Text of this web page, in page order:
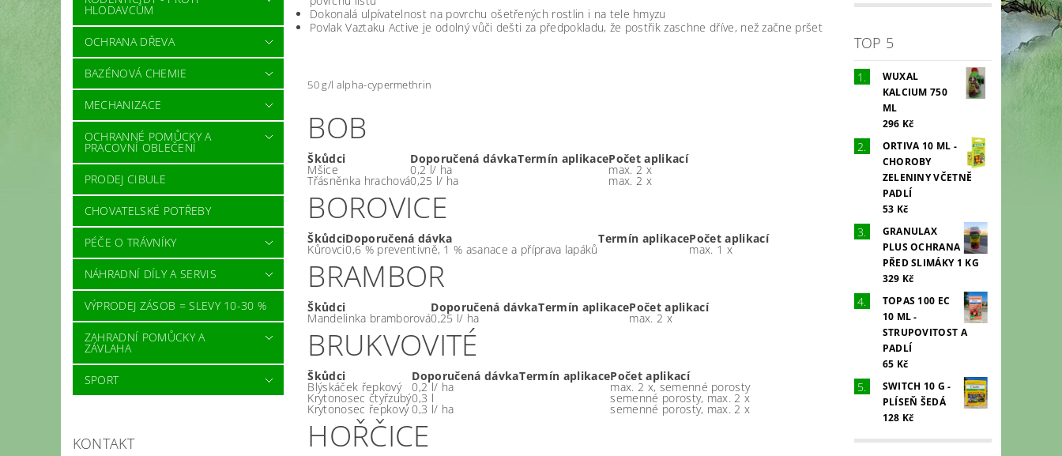
HLODAVCŮM
OCHRANA DŘEVA
BAZÉNOVÁ CHEMIE
MECHANIZACE
OCHRANNÉ POMŮCKY A
PRACOVNÍ OBLEČENÍ
PRODEJ CIBULE
CHOVATELSKÉ POTŘEBY
PÉČE O TRÁVNÍKY
NÁHRADNÍ DÍLY A SERVIS
VÝPRODEJ ZÁSOB = SLEVY 10-30 %
ZAHRADNÍ POMŮCKY A
ZÁVLAHA
SPORT
KONTAKT
Dokonalá ulpívatelnost na povrchu ošetřených rostlin i na tele hmyzu
Povlak Vaztaku Active je odolný vůči dešti za předpokladu, že postřik zaschne dříve, než začne pršet
50 g/l alpha-cypermethrin
BOB
Škůdci Doporučená dávkaTermín aplikacePočet aplikací
Mšice 0,2 l/ ha max. 2 x
Třásněnka hrachová0,25 l/ ha max. 2 x
BOROVICE
ŠkůdciDoporučená dávka Termín aplikacePočet aplikací
Kůrovci0,6 % preventivně, 1 % asanace a příprava lapáků max. 1 x
BRAMBOR
Škůdci Doporučená dávkaTermín aplikacePočet aplikací
Mandelinka bramborová0,25 l/ ha max. 2 x
BRUKVOVITÉ
Škůdci Doporučená dávkaTermín aplikacePočet aplikací
Blýskáček řepkový 0,2 l/ ha max. 2 x, semenné porosty
Krytonosec čtyřzubý0,3 l semenné porosty, max. 2 x
Krytonosec řepkový 0,3 l/ ha semenné porosty, max. 2 x
HOŘČICE
TOP 5
WUXAL
KALCIUM 750
ML
296 Kč
ORTIVA 10 ML -
CHOROBY
ZELENINY VČETNĚ
PADLÍ
53 Kč
GRANULAX
PLUS OCHRANA
PŘED SLIMÁKY 1 KG
329 Kč
TOPAS 100 EC
10 ML -
STRUPOVITOST A
PADLÍ
65 Kč
SWITCH 10 G -
PLÍSEŇ ŠEDÁ
128 Kč